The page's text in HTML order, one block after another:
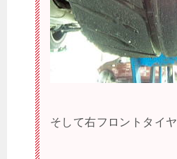
そして右フロントタイヤ